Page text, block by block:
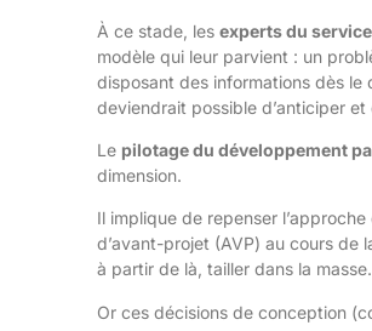
À ce stade, les experts du
modèle qui leur parvient : un
disposant des informations dès le
deviendrait possible d’anticiper
Le pilotage du développement
dimension.
Il implique de repenser
d’avant-projet (AVP) au cours de
à partir de là, tailler dans la masse.
Or ces décisions de conception